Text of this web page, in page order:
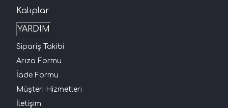
Kalıplar
YARDIM
Sipariş Takibi
Arıza Formu
İade Formu
Müşteri Hizmetleri
İletişim